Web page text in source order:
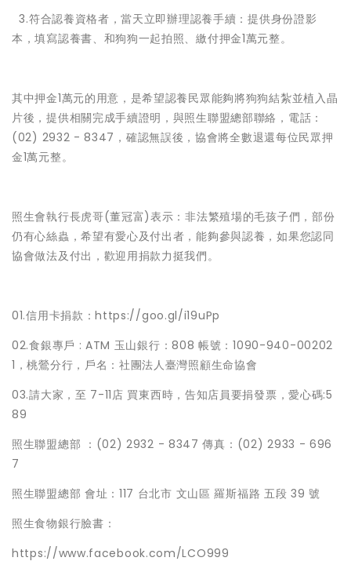
3.符合認養資格者，當天立即辦理認養手續：提供身份證影
本，填寫認養書、和狗狗一起拍照、繳付押金1萬元整。
其中押金1萬元的用意，是希望認養民眾能夠將狗狗結紮並植入晶
片後，提供相關完成手續證明，與照生聯盟總部聯絡，電話：
(02) 2932 - 8347，確認無誤後，協會將全數退還每位民眾押
金1萬元整。
照生會執行長虎哥(董冠富)表示：非法繁殖場的毛孩子們，部份
仍有心絲蟲，希望有愛心及付出者，能夠參與認養，如果您認同
協會做法及付出，歡迎用捐款力挺我們。
01.信用卡捐款：https://goo.gl/i19uPp
02.食銀專戶 : ATM 玉山銀行：808 帳號：1090-940-00202
1，桃鶯分行，戶名：社團法人臺灣照顧生命協會
03.請大家，至 7-11店 買東西時，告知店員要捐發票，愛心碼:5
89
照生聯盟總部 ：(02) 2932 - 8347 傳真：(02) 2933 - 696
7
照生聯盟總部 會址：117 台北市 文山區 羅斯福路 五段 39 號
照生食物銀行臉書：
https://www.facebook.com/LCO999